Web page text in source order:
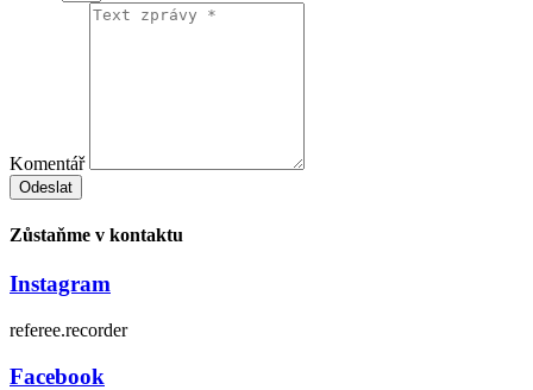
Komentář
Odeslat
Zůstaňme v kontaktu
Instagram
referee.recorder
Facebook